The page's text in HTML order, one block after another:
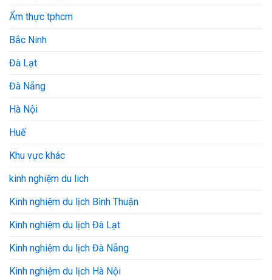
Ẩm thực tphcm
Bắc Ninh
Đà Lạt
Đà Nẵng
Hà Nội
Huế
Khu vực khác
kinh nghiệm du lich
Kinh nghiệm du lịch Bình Thuận
Kinh nghiệm du lịch Đà Lạt
Kinh nghiệm du lịch Đà Nẵng
Kinh nghiệm du lịch Hà Nội